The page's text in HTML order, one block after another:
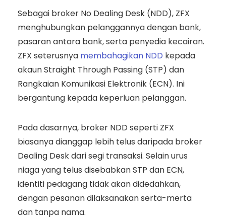
Sebagai broker No Dealing Desk (NDD), ZFX
menghubungkan pelanggannya dengan bank,
pasaran antara bank, serta penyedia kecairan.
ZFX seterusnya membahagikan NDD kepada
akaun Straight Through Passing (STP) dan
Rangkaian Komunikasi Elektronik (ECN). Ini
bergantung kepada keperluan pelanggan.
Pada dasarnya, broker NDD seperti ZFX
biasanya dianggap lebih telus daripada broker
Dealing Desk dari segi transaksi. Selain urus
niaga yang telus disebabkan STP dan ECN,
identiti pedagang tidak akan didedahkan,
dengan pesanan dilaksanakan serta-merta
dan tanpa nama.